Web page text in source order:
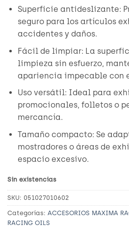
Superficie antideslizante:
seguro para los artículos
accidentes y daños.
Fácil de limpiar: La
limpieza sin esfuerzo,
apariencia impecable con
Uso versátil: Ideal para
promocionales, folletos o
mercancía.
Tamaño compacto: Se
mostradores o áreas de
espacio excesivo.
Sin existencias
SKU: 051027010602
Categorías: ACCESORIOS MAXIMA
RACING OILS